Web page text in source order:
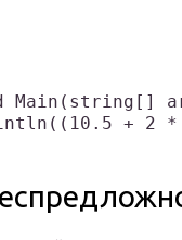
Main(string[]
+ 2